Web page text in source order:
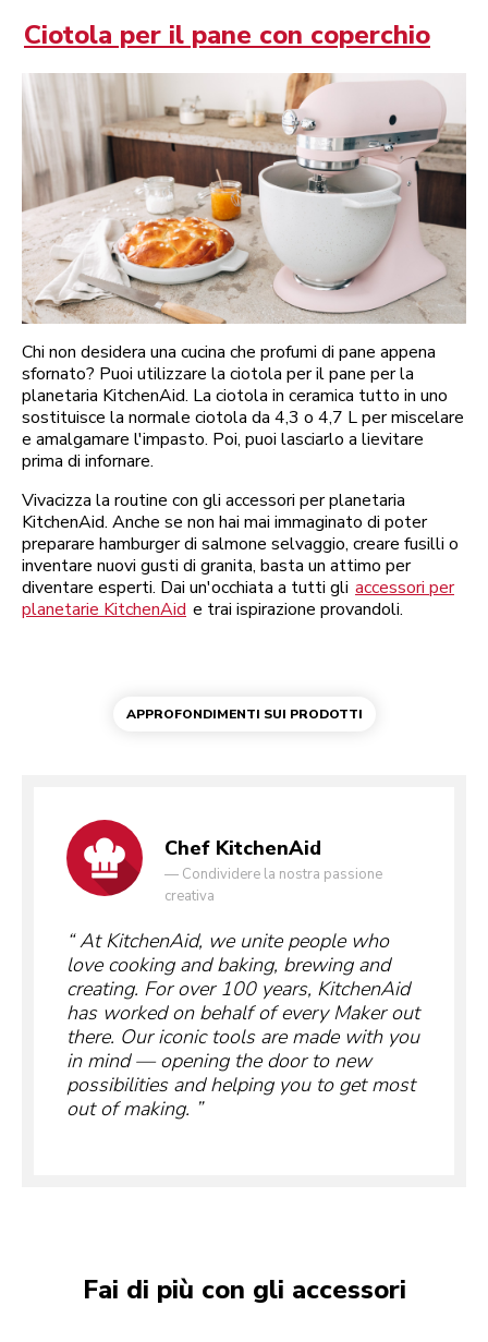
Ciotola per il pane con coperchio
Chi non desidera una cucina che profumi di pane appena
sfornato? Puoi utilizzare la ciotola per il pane per la
planetaria KitchenAid. La ciotola in ceramica tutto in uno
sostituisce la normale ciotola da 4,3 o 4,7 L per miscelare
e amalgamare l'impasto. Poi, puoi lasciarlo a lievitare
prima di infornare.
Vivacizza la routine con gli accessori per planetaria
KitchenAid. Anche se non hai mai immaginato di poter
preparare hamburger di salmone selvaggio, creare fusilli o
inventare nuovi gusti di granita, basta un attimo per
diventare esperti. Dai un'occhiata a tutti gli accessori per
planetarie KitchenAid e trai ispirazione provandoli.
APPROFONDIMENTI SUI PRODOTTI
Chef KitchenAid
— Condividere la nostra passione
creativa
At KitchenAid, we unite people who
love cooking and baking, brewing and
creating. For over 100 years, KitchenAid
has worked on behalf of every Maker out
there. Our iconic tools are made with you
in mind — opening the door to new
possibilities and helping you to get most
out of making.
Fai di più con gli accessori